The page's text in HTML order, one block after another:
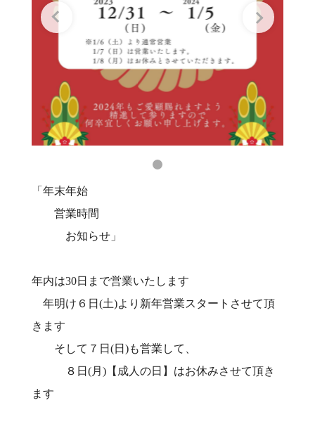
「年末年始
営業時間
お知らせ」
年内は30日まで営業いたします‍
年明け６日(土)より新年営業スタートさせて頂
きます‍
そして７日(日)も営業して、
８日(月)【成人の日】はお休みさせて頂き
ます‍